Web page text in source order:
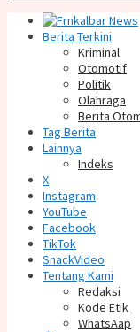
Berita Terkini
Kriminal
Otomotif
Politik
Olahraga
Berita
Tag Berita
Lainnya
Indeks
X
Instagram
YouTube
Facebook
TikTok
SnackVideo
Tentang Kami
Redaksi
Kode Etik
WhatsAap